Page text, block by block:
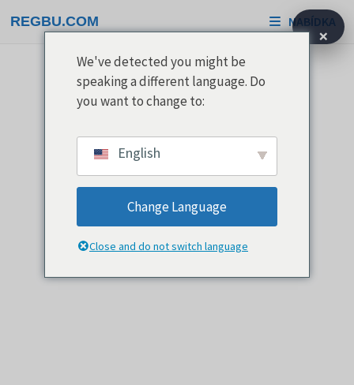
na
REGBU.COM NABÍDKA
×
We've detected you might be
speaking a different language. Do
you want to change to:
English
Change Language
Close and do not switch language